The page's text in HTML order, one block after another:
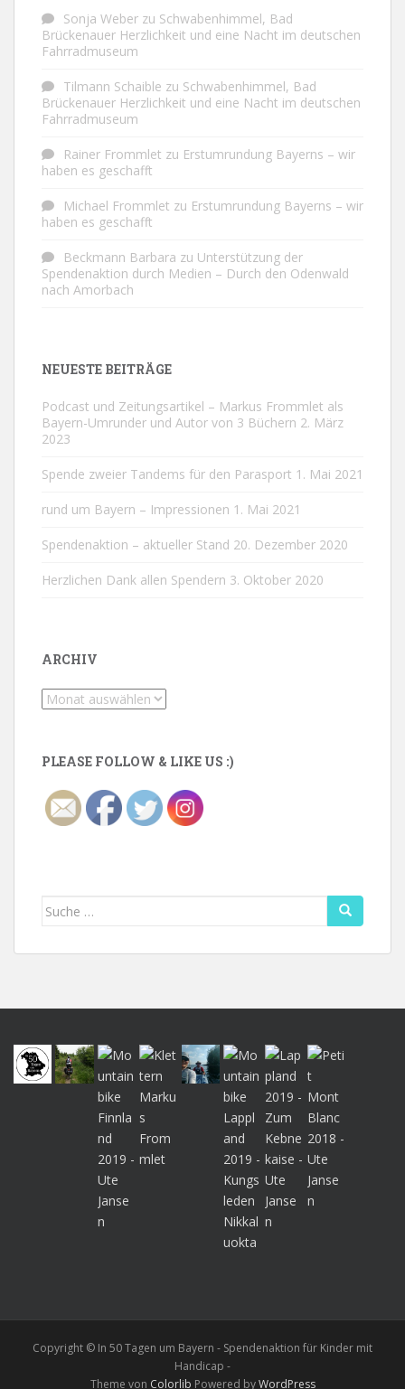
Sonja Weber zu Schwabenhimmel, Bad
Brückenauer Herzlichkeit und eine Nacht im deutschen
Fahrradmuseum
Tilmann Schaible zu Schwabenhimmel, Bad
Brückenauer Herzlichkeit und eine Nacht im deutschen
Fahrradmuseum
Rainer Frommlet zu Erstumrundung Bayerns – wir
haben es geschafft
Michael Frommlet zu Erstumrundung Bayerns – wir
haben es geschafft
Beckmann Barbara zu Unterstützung der
Spendenaktion durch Medien – Durch den Odenwald
nach Amorbach
NEUESTE BEITRÄGE
Podcast und Zeitungsartikel – Markus Frommlet als
Bayern-Umrunder und Autor von 3 Büchern 2. März
2023
Spende zweier Tandems für den Parasport 1. Mai 2021
rund um Bayern – Impressionen 1. Mai 2021
Spendenaktion – aktueller Stand 20. Dezember 2020
Herzlichen Dank allen Spendern 3. Oktober 2020
ARCHIV
Archiv
PLEASE FOLLOW & LIKE US :)
Suche
Copyright © In 50 Tagen um Bayern - Spendenaktion für Kinder mit
Handicap -
Theme von Colorlib Powered byWordPress